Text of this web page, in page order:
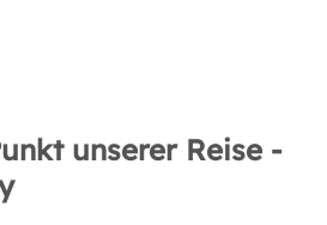
unserer Reise -